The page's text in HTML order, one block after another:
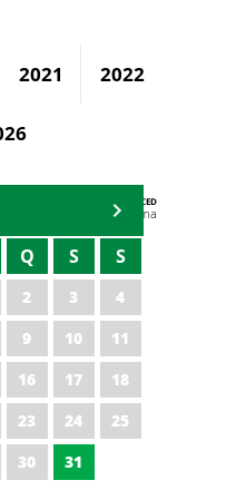
2021 2022
AGENDA DA CODED/CED
Vagna Lima
Q S S
2 3
4
9 10
11
16 17
18
23 24
25
30 31